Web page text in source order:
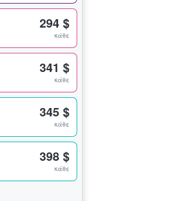
294 $
κάθε
341 $
κάθε
345 $
κάθε
398 $
κάθε